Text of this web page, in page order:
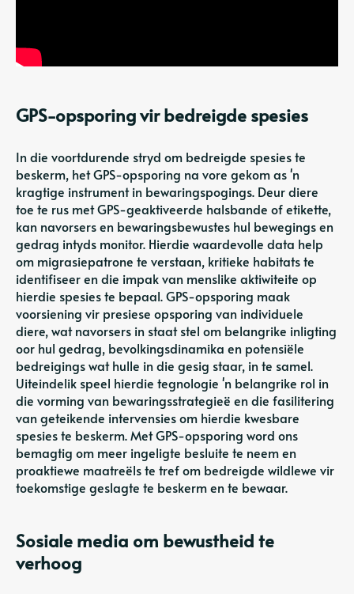
GPS-opsporing vir bedreigde spesies
In die voortdurende stryd om bedreigde spesies te
beskerm, het GPS-opsporing na vore gekom as 'n
kragtige instrument in bewaringspogings. Deur diere
toe te rus met GPS-geaktiveerde halsbande of etikette,
kan navorsers en bewaringsbewustes hul bewegings en
gedrag intyds monitor. Hierdie waardevolle data help
om migrasiepatrone te verstaan, kritieke habitats te
identifiseer en die impak van menslike aktiwiteite op
hierdie spesies te bepaal. GPS-opsporing maak
voorsiening vir presiese opsporing van individuele
diere, wat navorsers in staat stel om belangrike inligting
oor hul gedrag, bevolkingsdinamika en potensiële
bedreigings wat hulle in die gesig staar, in te samel.
Uiteindelik speel hierdie tegnologie 'n belangrike rol in
die vorming van bewaringsstrategieë en die fasilitering
van geteikende intervensies om hierdie kwesbare
spesies te beskerm. Met GPS-opsporing word ons
bemagtig om meer ingeligte besluite te neem en
proaktiewe maatreëls te tref om bedreigde wildlewe vir
toekomstige geslagte te beskerm en te bewaar.
Sosiale media om bewustheid te
verhoog